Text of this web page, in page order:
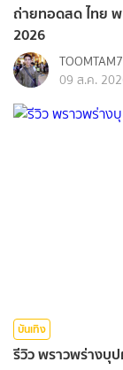
ถ่ายทอดสด ไทย
2026
09 ส.ค.
บันเทิง
รีวิว พราวพร่างบุ